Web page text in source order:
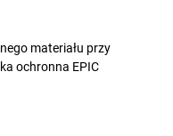
materiału przy
ochronna EPIC